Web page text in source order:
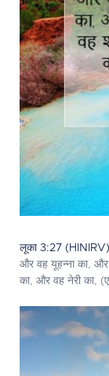
लूका 3:27
और वह यूहन्ना का,
का, और वह नेरी का,